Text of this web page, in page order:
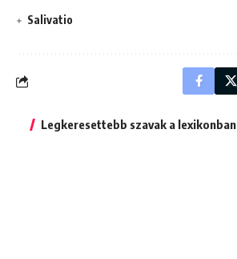
Salivatio
Legkeresettebb szavak a lexikonban